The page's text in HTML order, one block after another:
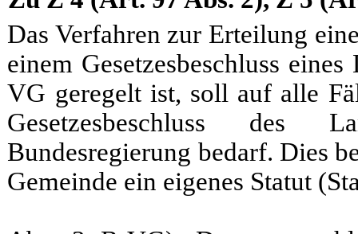
Das Verfahren zur Erteilung
einem Gesetzesbeschluss
VG geregelt ist, soll auf alle
Gesetzesbeschluss des
Bundesregierung bedarf. Dies
Gemeinde ein eigenes Statut